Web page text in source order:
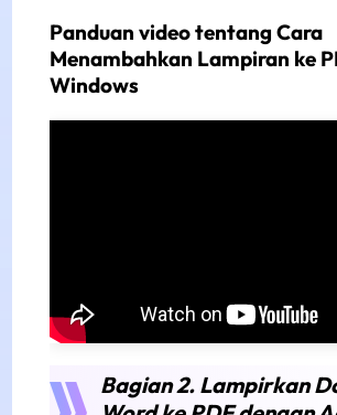
Panduan video tentang Cara
Menambahkan Lampiran ke
Windows
Bagian 2. Lampirkan